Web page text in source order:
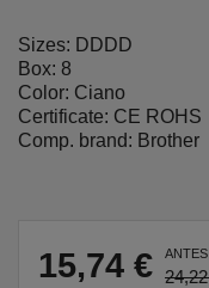
Sizes: DDDD
Box: 8
Color: Ciano
Certificate: CE ROHS
Comp. brand: Brother
15,74 € ANTES